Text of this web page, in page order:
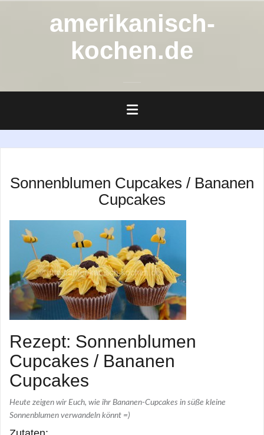
amerikanisch-
kochen.de
Sonnenblumen Cupcakes / Bananen
Cupcakes
Rezept: Sonnenblumen
Cupcakes / Bananen
Cupcakes
Heute zeigen wir Euch, wie ihr Bananen-Cupcakes in süße kleine
Sonnenblumen verwandeln könnt =)